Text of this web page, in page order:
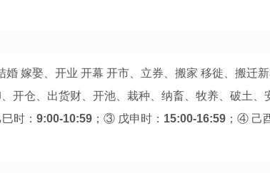
婚 嫁娶、开业 开幕 开市、立券、搬家 移徙、搬迁
开仓、出货财、开池、栽种、纳畜、牧养、破土、
时： 9:00-10:59 ；③ 戊申时： 15:00-16:59 ；④ 己